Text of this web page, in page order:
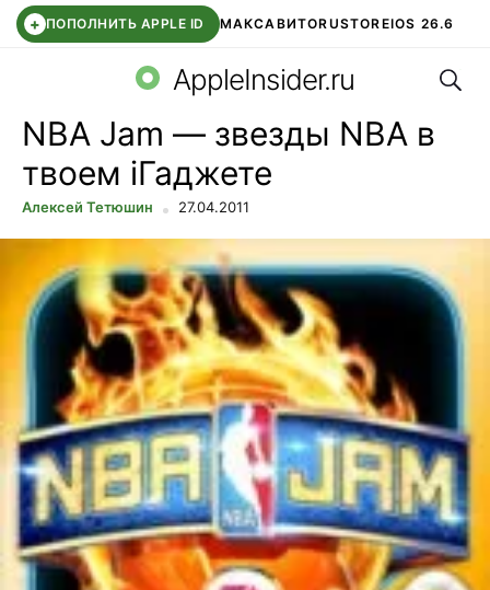
+ ПОПОЛНИТЬ APPLE ID МАКСАВИТОRUSTOREIOS 26.6
СБЕР КИДС ВТБ ОНЛАЙН ЧАТ В ROBLOX
AppleInsider.ru
NBA Jam — звезды NBA в
твоем iГаджете
Алексей Тетюшин 27.04.2011